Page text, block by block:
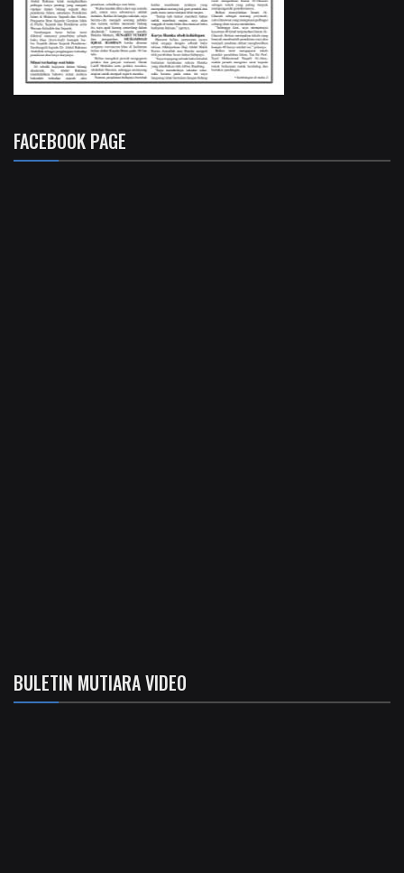
FACEBOOK PAGE
BULETIN MUTIARA VIDEO